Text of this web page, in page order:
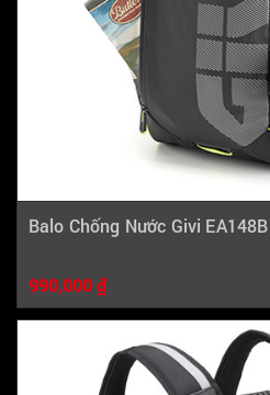
Balo Chống Nước Givi
990,000 ₫